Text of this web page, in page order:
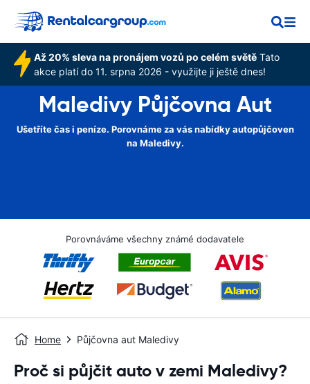
Až 20% sleva na pronájem vozů po celém světě Tato
akce platí do 11. srpna 2026 - využijte ji ještě dnes!
Maledivy Půjčovna Aut
Ušetříte čas i peníze. Porovnáme za vás nabídky autopůjčoven
na Maledivy.
Porovnáváme všechny známé dodavatele
Home Půjčovna aut Maledivy
Proč si půjčit auto v zemi Maledivy?